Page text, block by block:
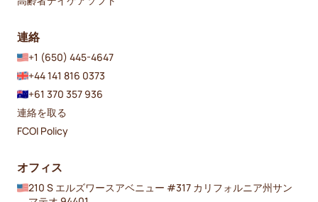
連絡
+1 (650) 445-4647
+44 141 816 0373
+61 370 357 936
連絡を取る
FCOI Policy
オフィス
210 S エルズワースアベニュー #317 カリフォルニア州サン